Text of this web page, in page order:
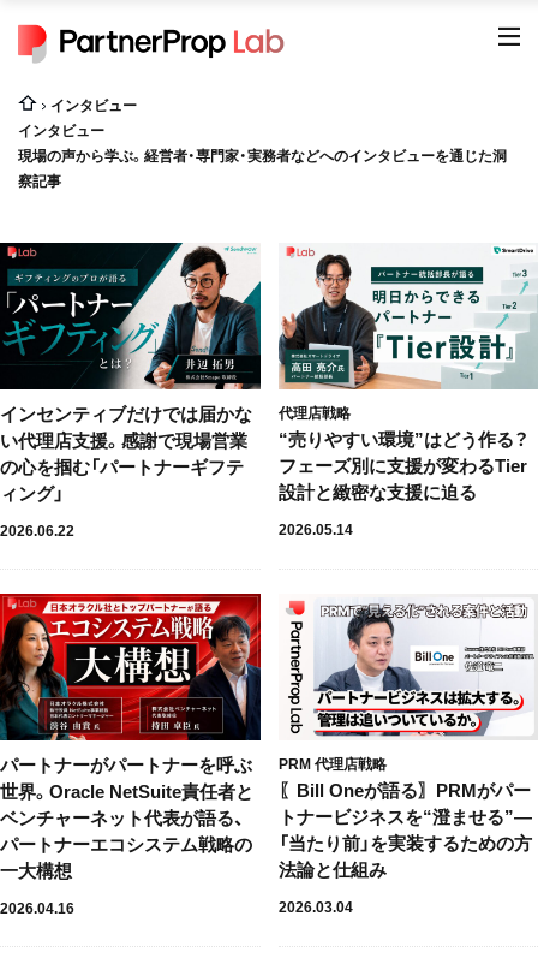
インタビュー
インタビュー
現場の声から学ぶ。経営者・専門家・実務者などへのインタビューを通じた洞
察記事
インセンティブだけでは届かな
い代理店支援。感謝で現場営業
の心を掴む「パートナーギフテ
ィング」
2026.06.22
代理店戦略
“売りやすい環境”はどう作る？
フェーズ別に支援が変わるTier
設計と緻密な支援に迫る
2026.05.14
パートナーがパートナーを呼ぶ
世界。Oracle NetSuite責任者と
ベンチャーネット代表が語る、
パートナーエコシステム戦略の
一大構想
2026.04.16
PRM 代理店戦略
〖Bill Oneが語る〗PRMがパー
トナービジネスを“澄ませる”—
「当たり前」を実装するための方
法論と仕組み
2026.03.04